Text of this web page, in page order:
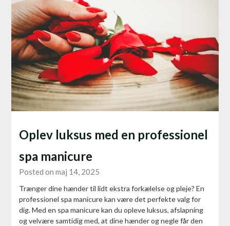
Oplev luksus med en professionel
spa manicure
Posted on maj 14, 2025
Trænger dine hænder til lidt ekstra forkælelse og pleje? En
professionel spa manicure kan være det perfekte valg for
dig. Med en spa manicure kan du opleve luksus, afslapning
og velvære samtidig med, at dine hænder og negle får den